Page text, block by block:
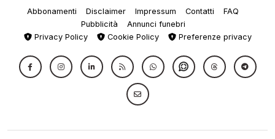
Abbonamenti Disclaimer Impressum Contatti
FAQ
Pubblicità
Annunci funebri
Privacy Policy
Cookie Policy Preferenze privacy